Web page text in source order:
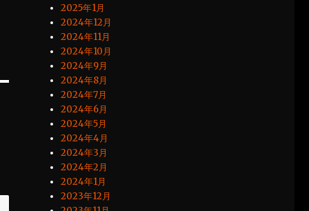
2025年1月
2024年12月
2024年11月
2024年10月
2024年9月
2024年8月
2024年7月
2024年6月
2024年5月
2024年4月
2024年3月
2024年2月
2024年1月
2023年12月